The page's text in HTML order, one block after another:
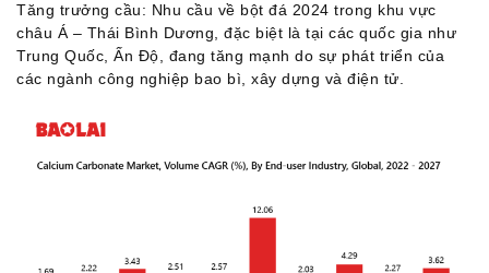
động
Liên
hệ
Tăng trưởng cầu: Nhu cầu về bột đá 2024 trong khu vực
châu Á – Thái Bình Dương, đặc biệt là tại các quốc gia như
Trung Quốc, Ấn Độ, đang tăng mạnh do sự phát triển của
các ngành công nghiệp bao bì, xây dựng và điện tử.